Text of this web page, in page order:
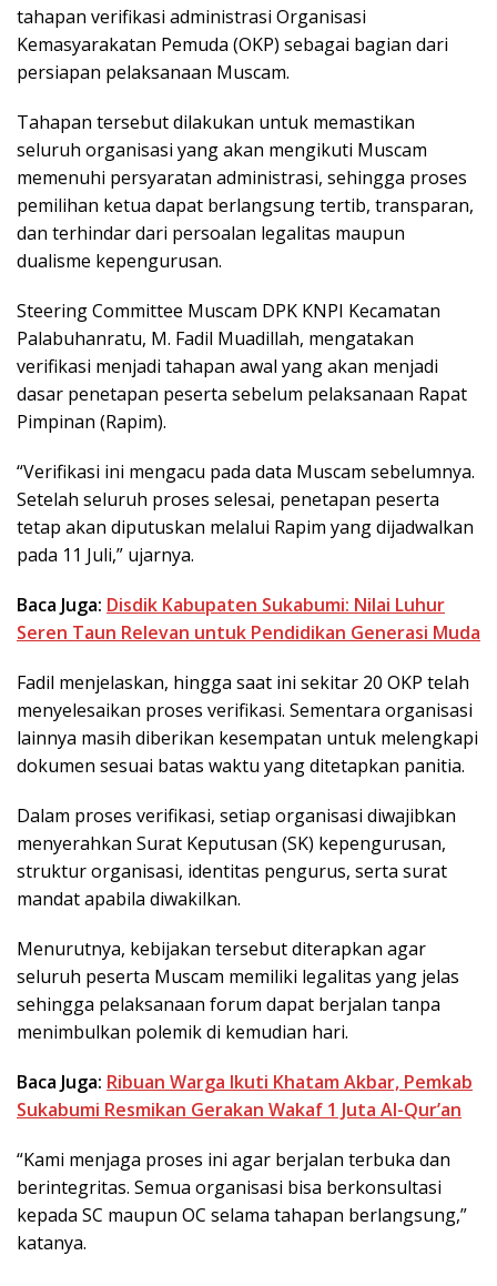
tahapan verifikasi administrasi Organisasi
Kemasyarakatan Pemuda (OKP) sebagai bagian dari
persiapan pelaksanaan Muscam.
Tahapan tersebut dilakukan untuk memastikan
seluruh organisasi yang akan mengikuti Muscam
memenuhi persyaratan administrasi, sehingga proses
pemilihan ketua dapat berlangsung tertib, transparan,
dan terhindar dari persoalan legalitas maupun
dualisme kepengurusan.
Steering Committee Muscam DPK KNPI Kecamatan
Palabuhanratu, M. Fadil Muadillah, mengatakan
verifikasi menjadi tahapan awal yang akan menjadi
dasar penetapan peserta sebelum pelaksanaan Rapat
Pimpinan (Rapim).
“Verifikasi ini mengacu pada data Muscam sebelumnya.
Setelah seluruh proses selesai, penetapan peserta
tetap akan diputuskan melalui Rapim yang dijadwalkan
pada 11 Juli,” ujarnya.
Baca Juga: Disdik Kabupaten Sukabumi: Nilai Luhur
Seren Taun Relevan untuk Pendidikan Generasi Muda
Fadil menjelaskan, hingga saat ini sekitar 20 OKP telah
menyelesaikan proses verifikasi. Sementara organisasi
lainnya masih diberikan kesempatan untuk melengkapi
dokumen sesuai batas waktu yang ditetapkan panitia.
Dalam proses verifikasi, setiap organisasi diwajibkan
menyerahkan Surat Keputusan (SK) kepengurusan,
struktur organisasi, identitas pengurus, serta surat
mandat apabila diwakilkan.
Menurutnya, kebijakan tersebut diterapkan agar
seluruh peserta Muscam memiliki legalitas yang jelas
sehingga pelaksanaan forum dapat berjalan tanpa
menimbulkan polemik di kemudian hari.
Baca Juga: Ribuan Warga Ikuti Khatam Akbar, Pemkab
Sukabumi Resmikan Gerakan Wakaf 1 Juta Al-Qur’an
“Kami menjaga proses ini agar berjalan terbuka dan
berintegritas. Semua organisasi bisa berkonsultasi
kepada SC maupun OC selama tahapan berlangsung,”
katanya.